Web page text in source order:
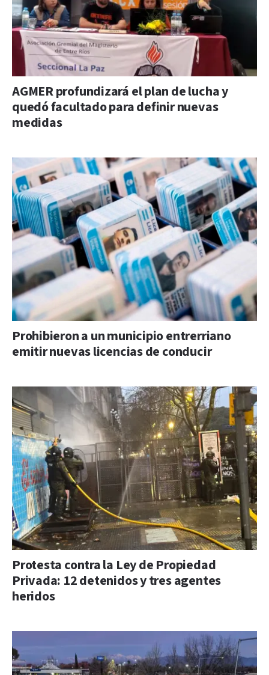
AGMER profundizará el plan de lucha y
quedó facultado para definir nuevas
medidas
Prohibieron a un municipio entrerriano
emitir nuevas licencias de conducir
Protesta contra la Ley de Propiedad
Privada: 12 detenidos y tres agentes
heridos